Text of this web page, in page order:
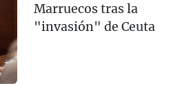
Marruecos tras la
"invasión" de Ceuta